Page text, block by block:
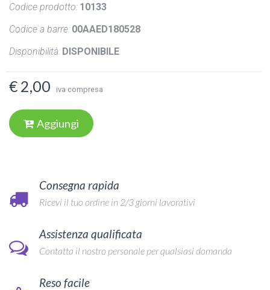
Codice prodotto: 10133
Codice a barre: 00AAED180528
Disponibilità: DISPONIBILE
€ 2,00 iva compresa
Aggiungi
Consegna rapida
Ricevi il tuo ordine in 2/3 giorni lavorativi
Assistenza qualificata
Contatta il nostro personale per qualsiasi domanda
Reso facile